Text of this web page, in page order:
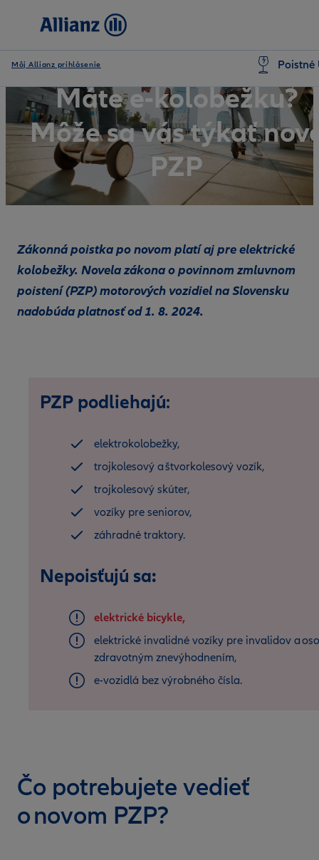
Môj Allianz prihlásenie Poistné
Máte e-kolobežku?
Môže sa vás týkať
PZP
Zákonná poistka po novom platí aj pre elektrické
kolobežky. Novela zákona o povinnom zmluvnom
poistení (PZP) motorových vozidiel na Slovensku
nadobúda platnosť od 1. 8. 2024.
PZP podliehajú:
elektrokolobežky,
trojkolesový a štvorkolesový vozík,
trojkolesový skúter,
vozíky pre seniorov,
záhradné traktory.
Nepoisťujú sa:
elektrické bicykle,
elektrické invalidné vozíky pre invalidov a
zdravotným znevýhodnením,
e-vozidlá bez výrobného čísla.
Čo potrebujete vedieť
o novom PZP?